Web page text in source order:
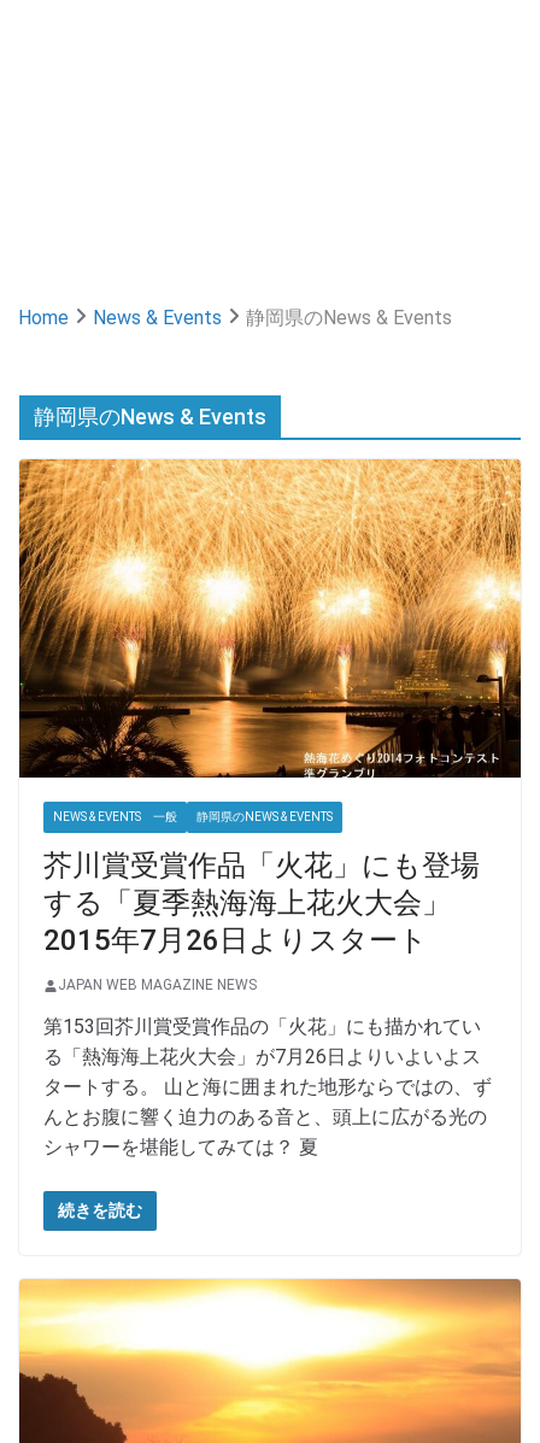
Home News & Events 静岡県のNews & Events
静岡県のNews & Events
NEWS & EVENTS 一般 静岡県のNEWS & EVENTS
芥川賞受賞作品「火花」にも登場
する「夏季熱海海上花火大会」
2015年7月26日よりスタート
JAPAN WEB MAGAZINE NEWS
第153回芥川賞受賞作品の「火花」にも描かれてい
る「熱海海上花火大会」が7月26日よりいよいよス
タートする。 山と海に囲まれた地形ならではの、ず
んとお腹に響く迫力のある音と、頭上に広がる光の
シャワーを堪能してみては？ 夏
続きを読む